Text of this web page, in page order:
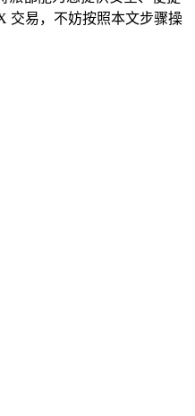
交易，不妨按照本文步骤操